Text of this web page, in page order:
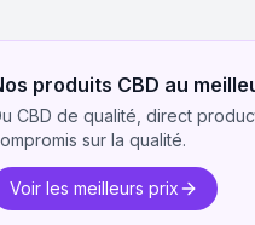
produits CBD au
CBD de qualité, direct
sur la qualité.
Voir les meilleurs prix